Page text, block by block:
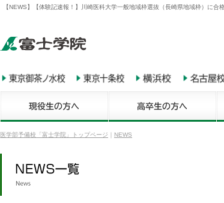
【NEWS】【体験記速報！】川崎医科大学一般地域枠選抜（長崎県地域枠）に
医学部予備校「富士学院」トップページ NEWS